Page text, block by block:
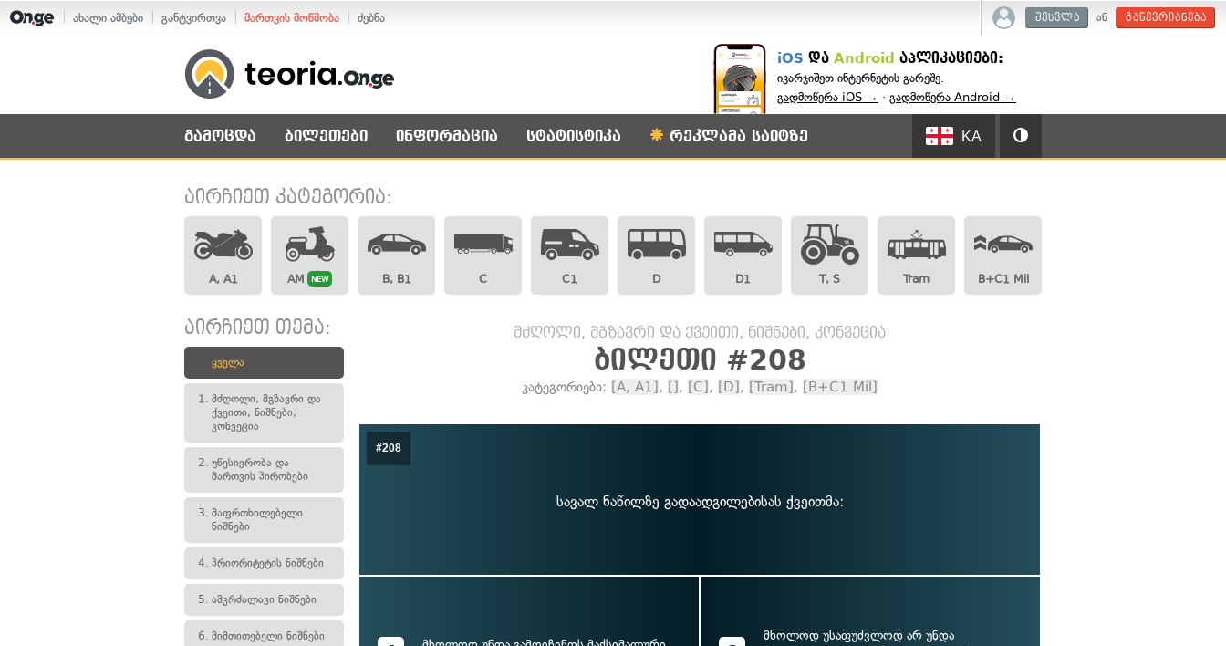
ახალი ამბები განტვირთვა მართვის მოწმობა ძებნა შესვლა ან გაწევრიანება
iOS და Android აპლიკაციები:
ივარჯიშეთ ინტერნეტის გარეშე.
გადმოწერა iOS → · გადმოწერა Android →
გამოცდა ბილეთები ინფორმაცია სტატისტიკა რეკლამა საიტზე KA
აირჩიეთ კატეგორია:
A, A1 AM NEW B, B1 C C1 D D1 T, S Tram B+C1 Mil
აირჩიეთ თემა:
ყველა
1. მძღოლი, მგზავრი და
ქვეითი, ნიშნები,
კონვეცია
2. უწესივრობა და
მართვის პირობები
3. მაფრთხილებელი
ნიშნები
4. პრიორიტეტის ნიშნები
5. ამკრძალავი ნიშნები
6. მიმთითებელი ნიშნები
მძღოლი, მგზავრი და ქვეითი, ნიშნები, კონვეცია
ბილეთი #208
კატეგორიები: [A, A1], [], [C], [D], [Tram], [B+C1 Mil]
#208
სავალ ნაწილზე გადაადგილებისას ქვეითმა:
მხოლოდ უსაფუძვლოდ არ უნდა